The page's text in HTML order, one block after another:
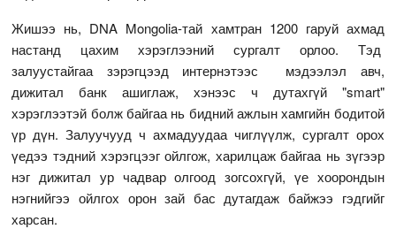
Жишээ нь, DNA Mongolia-тай хамтран 1200 гаруй ахмад
настанд цахим хэрэглээний сургалт орлоо. Тэд
залуустайгаа зэрэгцээд интернэтээс мэдээлэл авч,
дижитал банк ашиглаж, хэнээс ч дутахгүй "smart"
хэрэглээтэй болж байгаа нь бидний ажлын хамгийн бодитой
үр дүн. Залуучууд ч ахмадуудаа чиглүүлж, сургалт орох
үедээ тэдний хэрэгцээг ойлгож, харилцаж байгаа нь зүгээр
нэг дижитал ур чадвар олгоод зогсохгүй, үе хоорондын
нэгнийгээ ойлгох орон зай бас дутагдаж байжээ гэдгийг
харсан.